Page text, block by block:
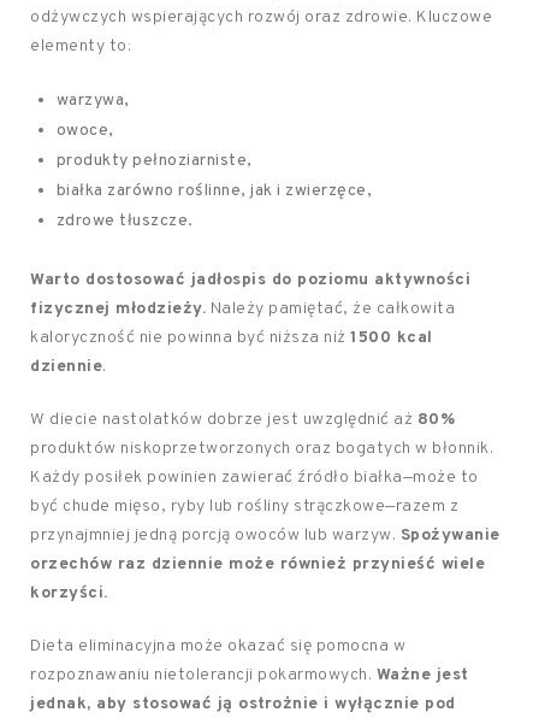
odżywczych wspierających rozwój oraz zdrowie. Kluczowe
elementy to:
warzywa,
owoce,
produkty pełnoziarniste,
białka zarówno roślinne, jak i zwierzęce,
zdrowe tłuszcze.
Warto dostosować jadłospis do poziomu aktywności
fizycznej młodzieży. Należy pamiętać, że całkowita
kaloryczność nie powinna być niższa niż 1500 kcal
dziennie.
W diecie nastolatków dobrze jest uwzględnić aż 80%
produktów niskoprzetworzonych oraz bogatych w błonnik.
Każdy posiłek powinien zawierać źródło białka—może to
być chude mięso, ryby lub rośliny strączkowe—razem z
przynajmniej jedną porcją owoców lub warzyw. Spożywanie
orzechów raz dziennie może również przynieść wiele
korzyści.
Dieta eliminacyjna może okazać się pomocna w
rozpoznawaniu nietolerancji pokarmowych. Ważne jest
jednak, aby stosować ją ostrożnie i wyłącznie pod